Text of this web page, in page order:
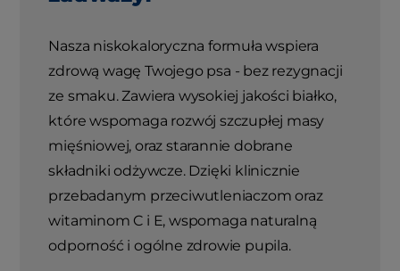
Nasza niskokaloryczna formuła wspiera
zdrową wagę Twojego psa - bez rezygnacji
ze smaku. Zawiera wysokiej jakości białko,
które wspomaga rozwój szczupłej masy
mięśniowej, oraz starannie dobrane
składniki odżywcze. Dzięki klinicznie
przebadanym przeciwutleniaczom oraz
witaminom C i E, wspomaga naturalną
odporność i ogólne zdrowie pupila.